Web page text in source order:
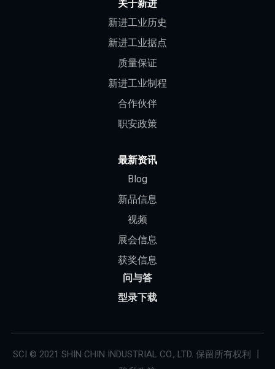
关于新进
新进工业历史
新进工业据点
质量保证
新进工业制程
合作伙伴
职安政策
最新资讯
Blog
新品信息
视频
展会信息
获奖信息
问与答
型录下载
SCI © 2021 SHIN CHIN INDUSTRIAL CO., LTD. 保留所有权利 丨